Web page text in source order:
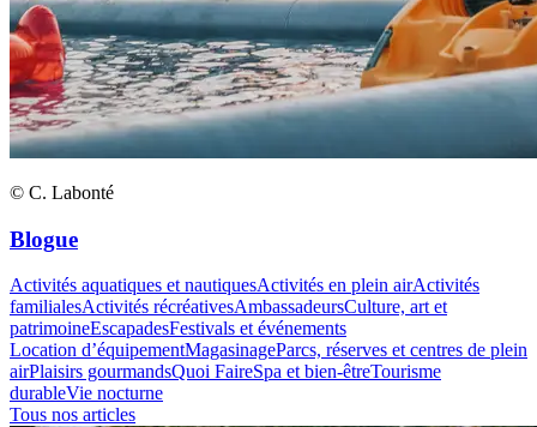
© C. Labonté
Blogue
Activités aquatiques et nautiquesActivités en plein airActivités
familialesActivités récréativesAmbassadeursCulture, art et
patrimoineEscapadesFestivals et événements
Location d’équipementMagasinageParcs, réserves et centres de plein
airPlaisirs gourmandsQuoi FaireSpa et bien-êtreTourisme
durableVie nocturne
Tous nos articles